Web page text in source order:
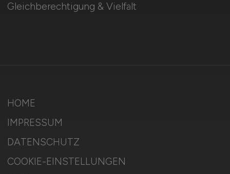
Gleichberechtigung & Vielfalt
HOME
IMPRESSUM
DATENSCHUTZ
COOKIE-EINSTELLUNGEN